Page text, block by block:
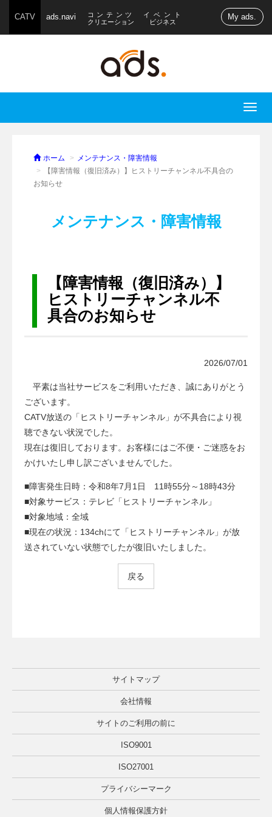
CATV ads.navi
コンテンツ
クリエーション
イベント
ビジネス
My ads.
T
o
ホーム
メンテナンス・障害情報
【障害情報（復旧済み）】ヒストリーチャンネル不具合の
お知らせ
メンテナンス・障害情報
【障害情報（復旧済み）】
ヒストリーチャンネル不
具合のお知らせ
2026/07/01
平素は当社サービスをご利用いただき、誠にありがとう
ございます。
CATV放送の「ヒストリーチャンネル」が不具合により視
聴できない状況でした。
現在は復旧しております。お客様にはご不便・ご迷惑をお
かけいたし申し訳ございませんでした。
■障害発生日時：令和8年7月1日 11時55分～18時43分
■対象サービス：テレビ「ヒストリーチャンネル」
■対象地域：全域
■現在の状況：134chにて「ヒストリーチャンネル」が放
送されていない状態でしたが復旧いたしました。
戻る
サイトマップ
会社情報
サイトのご利用の前に
ISO9001
ISO27001
プライバシーマーク
個人情報保護方針